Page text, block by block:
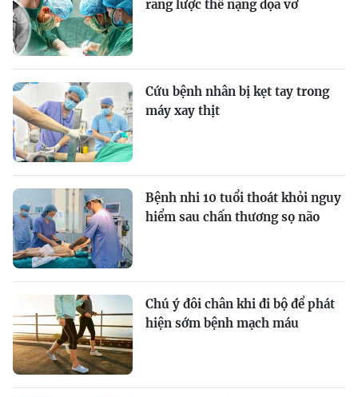
răng lược thể nặng dọa vỡ
Cứu bệnh nhân bị kẹt tay trong
máy xay thịt
Bệnh nhi 10 tuổi thoát khỏi nguy
hiểm sau chấn thương sọ não
Chú ý đôi chân khi đi bộ để phát
hiện sớm bệnh mạch máu